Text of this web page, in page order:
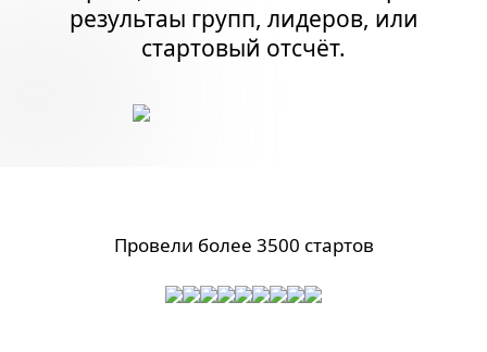
результаы групп, лидеров, или
стартовый отсчёт.
Провели более 3500 стартов